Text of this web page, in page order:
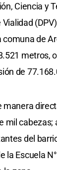
Ciencia y
comuna de
metros,
de
manera
mil cabezas;
del
la Escuela